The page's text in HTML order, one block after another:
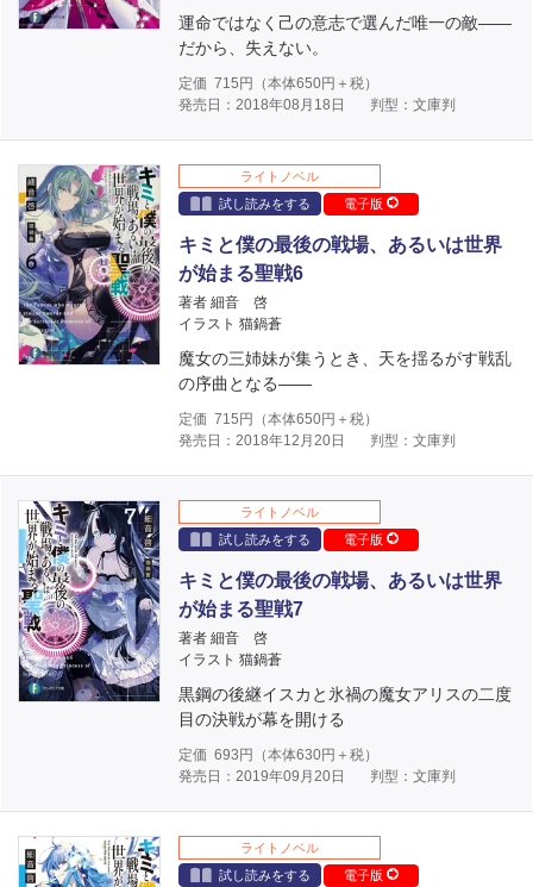
運命ではなく己の意志で選んだ唯一の敵――
だから、失えない。
定価 715 円（本体650円＋税）
発売日：2018年08月18日
判型：文庫判
ライトノベル
試し読みをする
電子版
キミと僕の最後の戦場、あるいは世界
が始まる聖戦6
著者 細音 啓
イラスト 猫鍋蒼
魔女の三姉妹が集うとき、天を揺るがす戦乱
の序曲となる――
定価 715 円（本体650円＋税）
発売日：2018年12月20日
判型：文庫判
ライトノベル
試し読みをする
電子版
キミと僕の最後の戦場、あるいは世界
が始まる聖戦7
著者 細音 啓
イラスト 猫鍋蒼
黒鋼の後継イスカと氷禍の魔女アリスの二度
目の決戦が幕を開ける
定価 693 円（本体630円＋税）
発売日：2019年09月20日
判型：文庫判
ライトノベル
試し読みをする
電子版